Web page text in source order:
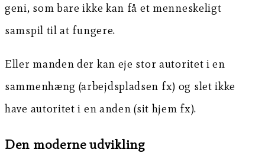
geni, som bare ikke kan få et menneskeligt
samspil til at fungere.
Eller manden der kan eje stor autoritet i en
sammenhæng (arbejdspladsen fx) og slet ikke
have autoritet i en anden (sit hjem fx).
Den moderne udvikling